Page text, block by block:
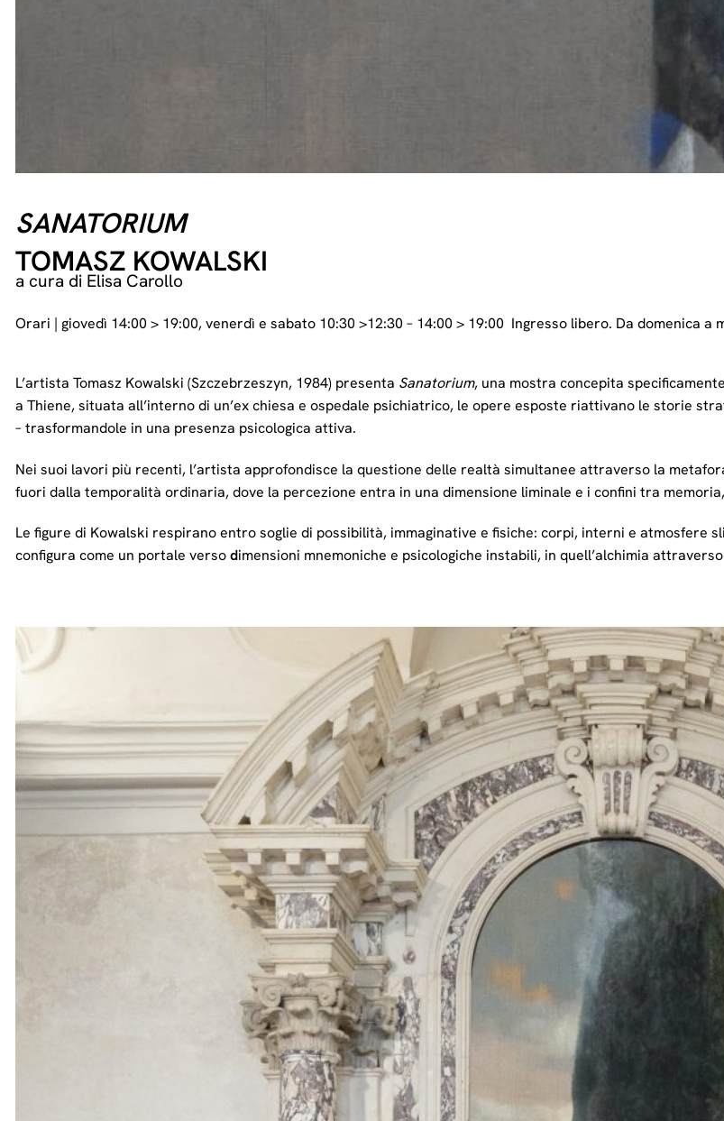
SANATORIUM
TOMASZ KOWALSKI
a cura di Elisa Carollo
Orari | giovedì 14:00 > 19:00, venerdì e sabato 10:30 >12:30 – 14:00 > 19:00 Ingresso libero. Da domenica a
L’artista Tomasz Kowalski (Szczebrzeszyn, 1984) presenta Sanatorium, una mostra concepita
a Thiene, situata all’interno di un’ex chiesa e ospedale psichiatrico, le opere esposte riattivano le storie
– trasformandole in una presenza psicologica attiva.
Nei suoi lavori più recenti, l’artista approfondisce la questione delle realtà simultanee attraverso la
fuori dalla temporalità ordinaria, dove la percezione entra in una dimensione liminale e i confini tra
Le figure di Kowalski respirano entro soglie di possibilità, immaginative e fisiche: corpi, interni e
configura come un portale versodimensioni mnemoniche e psicologiche instabili, in quell’alchimia